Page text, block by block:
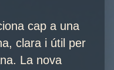
cap a una
clara i útil per
La nova